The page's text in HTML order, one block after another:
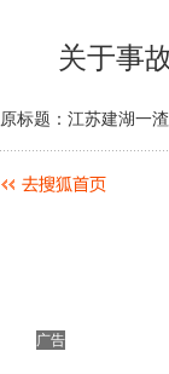
关于事故
原标题：江苏建湖一
广告